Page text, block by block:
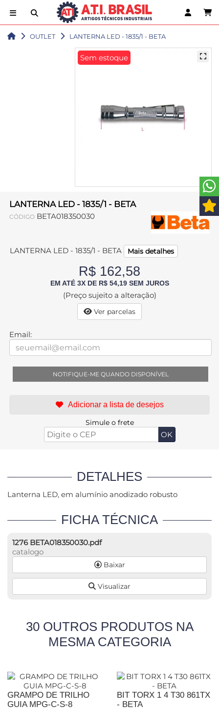
OUTLET LANTERNA LED - 1835/1 - BETA
Sem estoque
LANTERNA LED - 1835/1 - BETA
CÓDIGO BETA018350030
LANTERNA LED - 1835/1 - BETA Mais detalhes
R$ 162,58
EM ATÉ 3X DE R$ 54,19 SEM JUROS
(Preço sujeito a alteração)
Ver parcelas
Email:
NOTIFIQUE-ME QUANDO DISPONÍVEL
Simule o frete
DETALHES
Lanterna LED, em alumínio anodizado robusto
FICHA TÉCNICA
1276 BETA018350030.pdf
catalogo
Baixar
Visualizar
30 OUTROS PRODUTOS NA
MESMA CATEGORIA
GRAMPO DE TRILHO
GUIA MPG-C-S-8
BIT TORX 1 4 T30 861TX
- BETA